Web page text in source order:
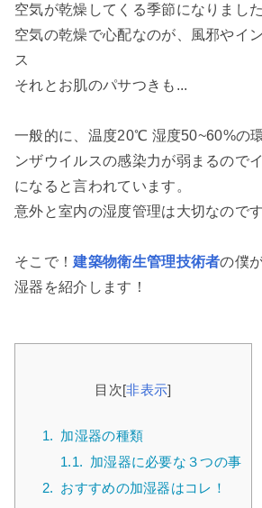
空気が乾燥してくる季節になりました
空気の乾燥で心配なのが、風邪やイ
ス
それとお肌のパサつきも...
一般的に、温度20℃ 湿度50~60%の
ンザウイルスの感染力が弱まるので
になると言われています。
意外と室内の湿度管理は大切なのです
そこで！建築物衛生管理技術者の僕
湿器を紹介します！
目次[非表示]
1. 加湿器の種類
1.1. 加湿器に必要な３つの事
2. おすすめの加湿器はコレ！